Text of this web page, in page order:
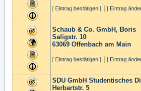
[ Eintrag bestätigen ] [ Eintrag
Schaub & Co. GmbH, Boris
Saligstr. 10
63069 Offenbach am Main
[ Eintrag bestätigen ] [ Eintrag
SDU GmbH Studentisches
Herbartstr. 5